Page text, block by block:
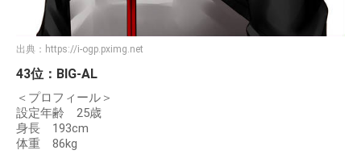
出典： https://i-ogp.pximg.net
43位：BIG-AL
＜プロフィール＞
設定年齢 25歳
身長 193cm
体重 86kg